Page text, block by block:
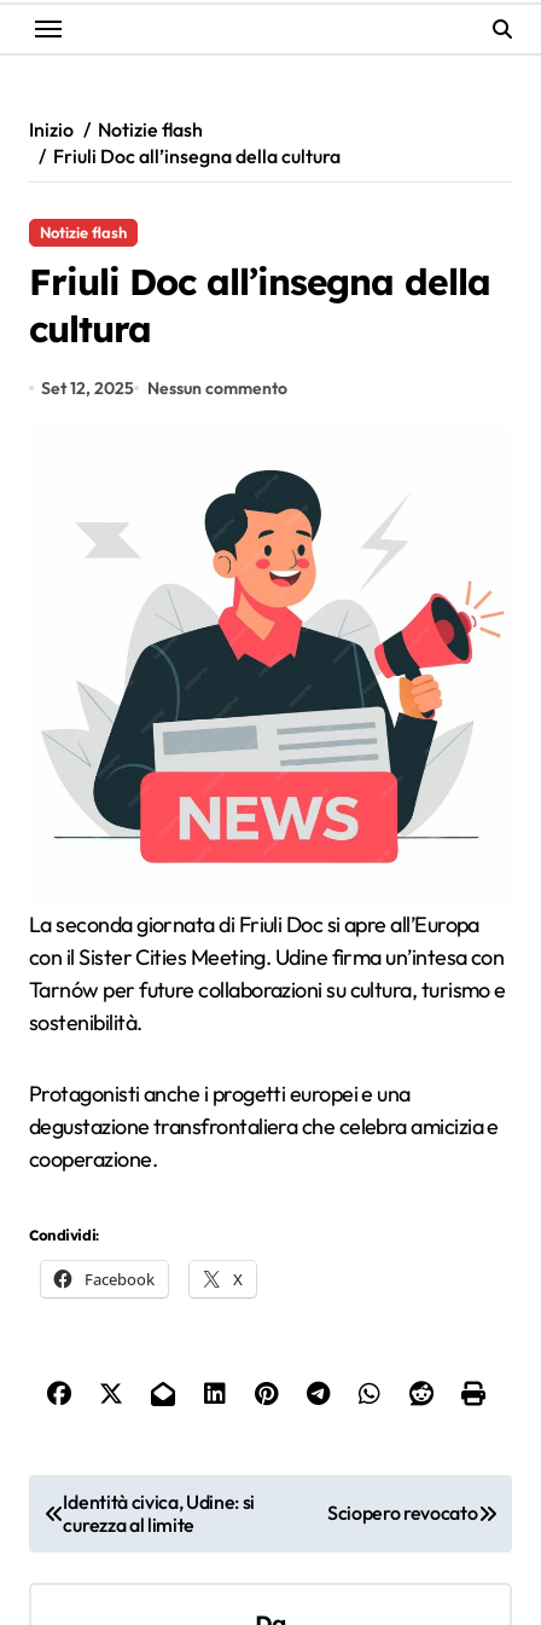
Inizio
Notizie flash
Friuli Doc all’insegna della cultura
Notizie flash
Friuli Doc all’insegna della
cultura
Set 12, 2025 Nessun commento
La seconda giornata di Friuli Doc si apre all’Europa
con il Sister Cities Meeting. Udine firma un’intesa con
Tarnów per future collaborazioni su cultura, turismo e
sostenibilità.
Protagonisti anche i progetti europei e una
degustazione transfrontaliera che celebra amicizia e
cooperazione.
Condividi:
Facebook X
v
Identità civica, Udine: si
curezza al limite
Sciopero revocato